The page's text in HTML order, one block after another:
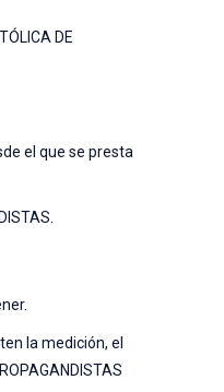
DE
el que se presta
la medición, el